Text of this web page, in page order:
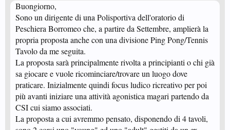
Buongiorno,
Sono un dirigente di una Polisportiva dell'oratorio di
Peschiera Borromeo che, a partire da Settembre, amplierà la
propria proposta anche con una divisione Ping Pong/Tennis
Tavolo da me seguita.
La proposta sarà principalmente rivolta a principianti o chi già
sa giocare e vuole ricominciare/trovare un luogo dove
praticare. Inizialmente quindi focus ludico ricreativo per poi
più avanti iniziare una attività agonistica magari partendo da
CSI cui siamo associati.
La proposta a cui avremmo pensato, disponendo di 4 tavoli,